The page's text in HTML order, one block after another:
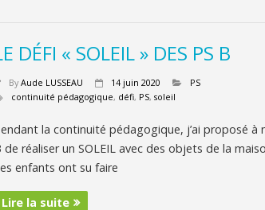
DÉFI « SOLEIL » DES PS B
ByAude LUSSEAU 14 juin 2020
PS
continuité pédagogique, défi, PS,soleil
la continuité pédagogique, j’ai proposé à
de réaliser un SOLEIL avec des objets de la
enfants ont su faire
Lire la suite